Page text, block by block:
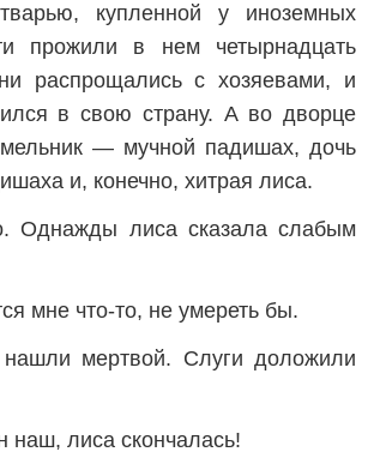
купленной у иноземных
прожили в нем четырнадцать
распрощались с хозяевами, и
в свою страну. А во дворце
— мучной падишах, дочь
и, конечно, хитрая лиса.
Однажды лиса сказала слабым
мне что-то, не умереть бы.
мертвой. Слуги доложили
наш, лиса скончалась!